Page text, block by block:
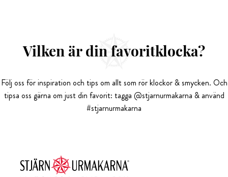
Vilken är din favoritklocka?
Följ oss för inspiration och tips om allt som rör klockor & smycken. Och
tipsa oss gärna om just din favorit: tagga @stjarnurmakarna & använd
#stjarnurmakarna